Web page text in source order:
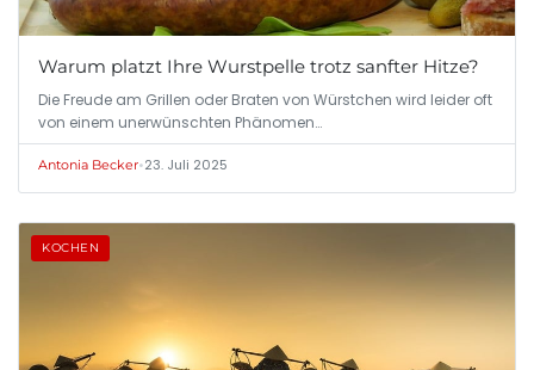
Warum platzt Ihre Wurstpelle trotz sanfter Hitze?
Die Freude am Grillen oder Braten von Würstchen wird leider oft
von einem unerwünschten Phänomen…
Antonia Becker•23. Juli 2025
KOCHEN